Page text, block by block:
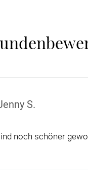
S.
noch schöner